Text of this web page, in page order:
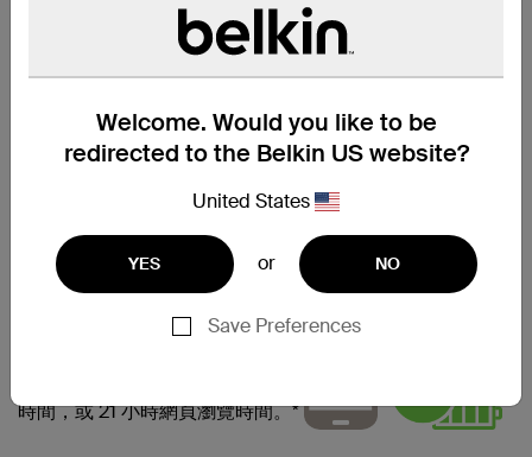
Welcome. Would you like to be
redirected to the Belkin US website?
United States
YES or NO
Save Preferences
2.4 安培連接埠可提供最高 5V 的
電流輸出量，快速安全為各種裝置
充電，例如：智能手錶、運動錶
帶、耳機、喇叭、運動攝影機和藍
牙裝置。5V 2.0 安培輸入量可讓
行動電源快速重新充電，讓您再次
使用。
可多次充電
行動電源具備 10,000 mAh 電
時間，或 21 小時網頁瀏覽時間。*